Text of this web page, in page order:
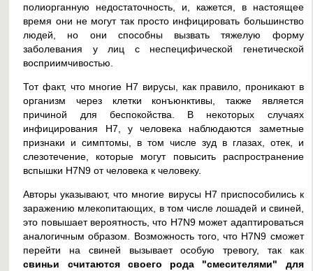
полиорганную недостаточность, и, кажется, в настоящее
время они не могут так просто инфицировать большинство
людей, но они способны вызвать тяжелую форму
заболевания у лиц с неспецифической генетической
восприимчивостью.
Тот факт, что многие H7 вирусы, как правило, проникают в
организм через клетки конъюнктивы, также является
причиной для беспокойства. В некоторых случаях
инфицирования H7, у человека наблюдаются заметные
признаки и симптомы, в том числе зуд в глазах, отек, и
слезотечение, которые могут повысить распространение
вспышки H7N9 от человека к человеку.
Авторы указывают, что многие вирусы H7 приспособились к
заражению млекопитающих, в том числе лошадей и свиней,
это повышает вероятность, что H7N9 может адаптироваться
аналогичным образом. Возможность того, что H7N9 сможет
перейти на свиней вызывает особую тревогу, так как
свиньи считаются своего рода "смесителями" для